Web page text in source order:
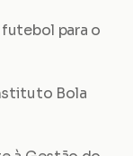
futebol para o
Bola